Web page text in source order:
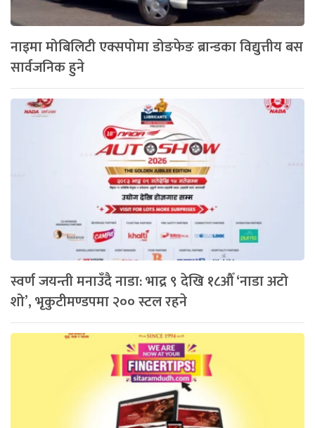
नाइमा मोबिलिटी एक्सपोमा डोङफेङ ब्रान्डका विद्युत्तीय बस
सार्वजनिक हुने
स्वर्ण जयन्ती मनाउँदै नाडा: भाद्र ९ देखि १८औँ ‘नाडा अटो
शो’, भृकुटीमण्डपमा २०० स्टल रहने